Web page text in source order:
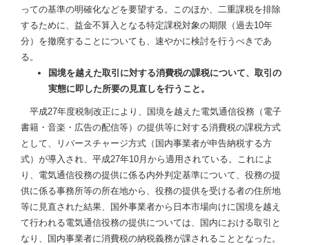
っての基準の明確化などを要望する。このほか、二重課税を排除
するために、益金不算入となる特定課税対象の期限（過去10年
分）を撤廃することについても、速やかに検討を行うべきであ
る。
国境を越えた取引に対する消費税の課税について、取引の
実態に即した所要の見直しを行うこと。
平成27年度税制改正により、国境を越えた電気通信役務（電子
書籍・音楽・広告の配信等）の提供等に対する消費税の課税方式
として、リバースチャージ方式（国内事業者が申告納税する方
式）が導入され、平成27年10月から適用されている。これによ
り、電気通信役務の提供に係る内外判定基準について、役務の提
供に係る事務所等の所在地から、役務の提供を受ける者の住所地
等に見直された結果、国外事業者から日本市場向けに国境を越え
て行われる電気通信役務の提供については、国内における取引と
なり、国内事業者に消費税の納税義務が課されることとなった。